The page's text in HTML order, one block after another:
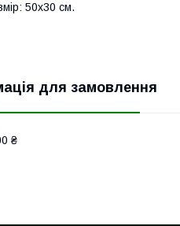
50х30 см.
для замовлення
₴